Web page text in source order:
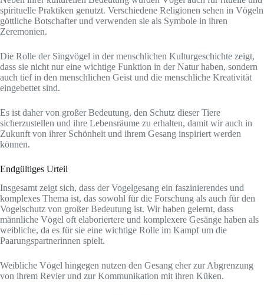
spirituelle Praktiken genutzt. Verschiedene Religionen sehen in Vögeln
göttliche Botschafter und verwenden sie als Symbole in ihren
Zeremonien.
Die Rolle der Singvögel in der menschlichen Kulturgeschichte zeigt,
dass sie nicht nur eine wichtige Funktion in der Natur haben, sondern
auch tief in den menschlichen Geist und die menschliche Kreativität
eingebettet sind.
Es ist daher von großer Bedeutung, den Schutz dieser Tiere
sicherzustellen und ihre Lebensräume zu erhalten, damit wir auch in
Zukunft von ihrer Schönheit und ihrem Gesang inspiriert werden
können.
Endgültiges Urteil
Insgesamt zeigt sich, dass der Vogelgesang ein faszinierendes und
komplexes Thema ist, das sowohl für die Forschung als auch für den
Vogelschutz von großer Bedeutung ist. Wir haben gelernt, dass
männliche Vögel oft elaboriertere und komplexere Gesänge haben als
weibliche, da es für sie eine wichtige Rolle im Kampf um die
Paarungspartnerinnen spielt.
Weibliche Vögel hingegen nutzen den Gesang eher zur Abgrenzung
von ihrem Revier und zur Kommunikation mit ihren Küken.